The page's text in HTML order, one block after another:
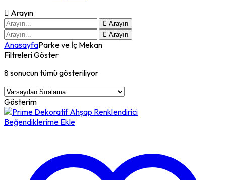
Arayın
Arayın
Arayın
AnasayfaParke ve İç Mekan
Filtreleri Göster
8 sonucun tümü gösteriliyor
Gösterim
Beğendiklerime Ekle